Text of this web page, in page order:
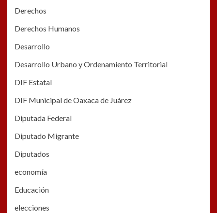
Derechos
Derechos Humanos
Desarrollo
Desarrollo Urbano y Ordenamiento Territorial
DIF Estatal
DIF Municipal de Oaxaca de Juàrez
Diputada Federal
Diputado Migrante
Diputados
economía
Educación
elecciones